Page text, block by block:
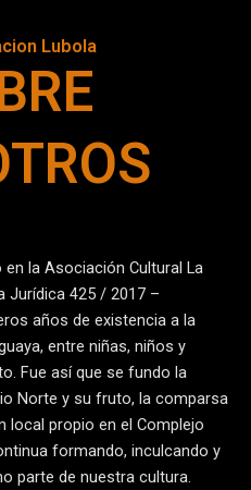
Lubola
la Asociación Cultural La
Jurídica 425 / 2017 –
años de existencia a la
entre niñas, niños y
Fue así que se fundo la
Norte y su fruto, la comparsa
local propio en el Complejo
formando, inculcando y
parte de nuestra cultura.